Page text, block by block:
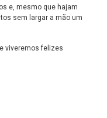
e, mesmo que hajam
sem largar a mão um
viveremos felizes